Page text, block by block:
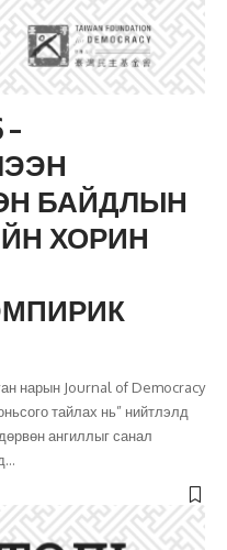
БАЙДЛЫН
ХОРИН
нарын Journal of Democracy
тайлах нь” нийтлэлд
ангиллыг санал
…